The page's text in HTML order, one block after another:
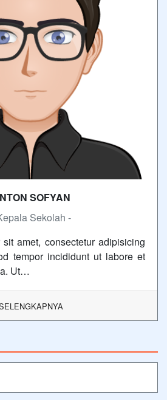
SOFYAN
Sekolah -
amet, consectetur adipisicing
tempor incididunt ut labore et
Ut…